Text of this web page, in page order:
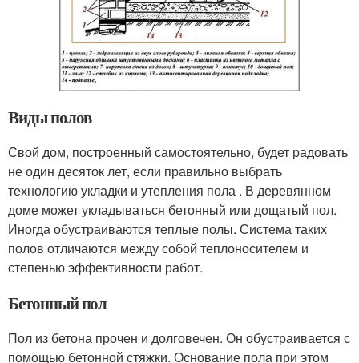
Виды полов
Свой дом, построенный самостоятельно, будет радовать
не один десяток лет, если правильно выбрать
технологию укладки и утепления пола . В деревянном
доме может укладываться бетонный или дощатый пол.
Иногда обустраиваются теплые полы. Система таких
полов отличаются между собой теплоносителем и
степенью эффективности работ.
Бетонный пол
Пол из бетона прочен и долговечен. Он обустраивается с
помощью бетонной стяжки. Основание пола при этом